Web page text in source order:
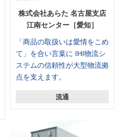
株式会社あらた 名古屋支店
江南センター［愛知］
「商品の取扱いは愛情をこめ
て」を合い言葉に IHI物流シ
ステムの信頼性が大型物流拠
点を支えます。
流通